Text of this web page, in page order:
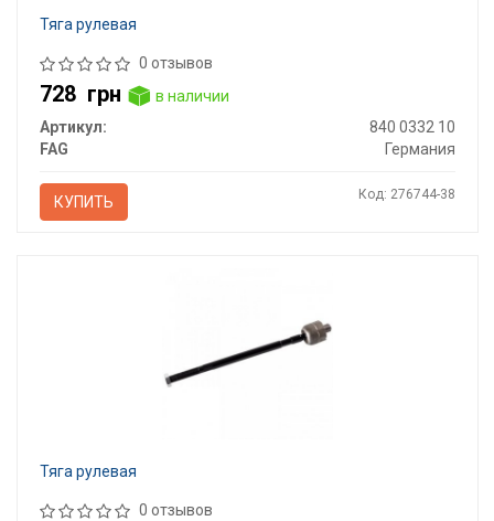
Тяга рулевая
0 отзывов
728 грн
в наличии
Артикул:
840 0332 10
FAG
Германия
КУПИТЬ Код: 276744-38
Тяга рулевая
0 отзывов